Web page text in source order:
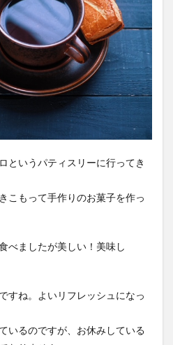
というパティスリーに行ってき
こもって手作りのお菓子を作っ
べましたが美しい！美味し
すね。よいリフレッシュになっ
いるのですが、お休みしている